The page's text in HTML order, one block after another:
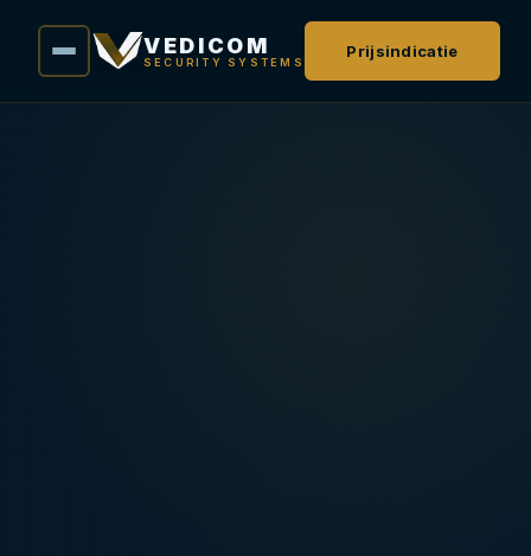
VEDICOM
SECURITY SYSTEMS
Prijsindicatie